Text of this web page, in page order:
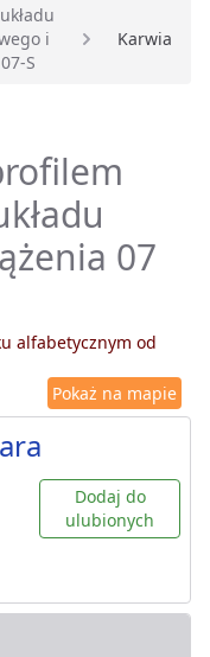
i
S
Karwia
07
alfabetycznym od
Pokaż na mapie
Dodaj do
ulubionych